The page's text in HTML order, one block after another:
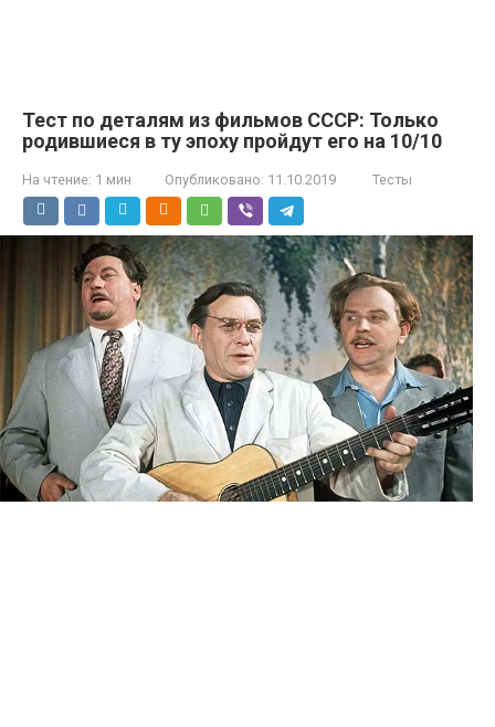
Тест по деталям из фильмов СССР: Только
родившиеся в ту эпоху пройдут его на 10/10
На чтение: 1 мин Опубликовано: 11.10.2019 Тесты